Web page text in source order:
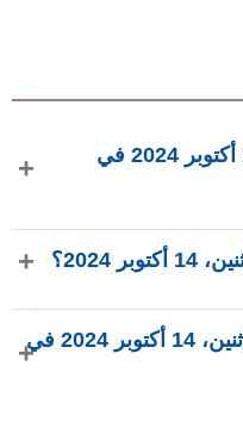
ما هو طور القمر يوم الإثنين، 14 أكتوبر 2024 في
طور أحدب متزايد بإضاءة 88.17%، عمره 11.47 يومًا، ويقع في
متى يشرق ويغرب القمر يوم الإثنين، 14 أكتوبر 2024 في